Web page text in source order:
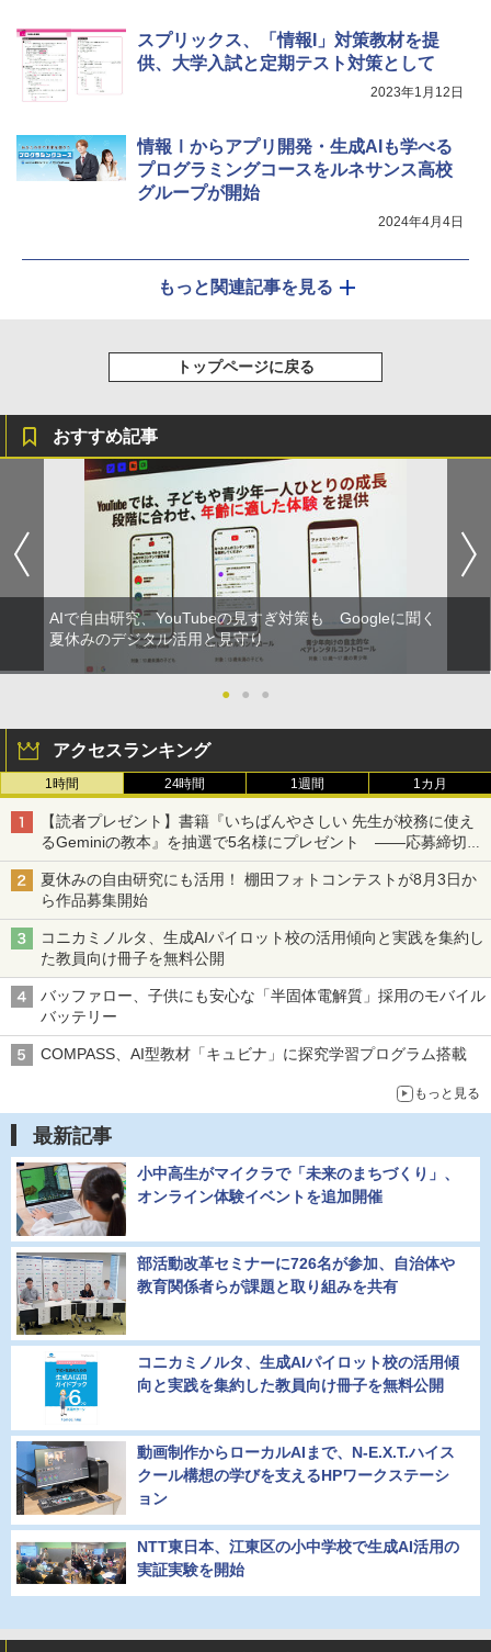
5
Joyreal モンテッソーリ ビジーボード 知
育玩具 1 2 3歳誕生日プレゼント男の子
女の子 知育玩具 LED おもちゃ 指先知育
早期開発 (スタンダード・エディション)
5 Fernrohr:実験用キャビネット
スプリックス、「情報I」対策教材を提
供、大学入試と定期テスト対策として
2023年1月12日
情報Ⅰからアプリ開発・生成AIも学べる
プログラミングコースをルネサンス高校
グループが開始
2024年4月4日
もっと関連記事を見る
トップページに戻る
おすすめ記事
AIで自由研究、YouTubeの見すぎ対策も Googleに聞く
夏休みのデジタル活用と見守り
● ● ●
アクセスランキング
1時間 24時間 1週間 1カ月
【読者プレゼント】書籍『いちばんやさしい 先生が校務に使え
るGeminiの教本』を抽選で5名様にプレゼント ――応募締切は
2026年8月12日（水）まで
夏休みの自由研究にも活用！ 棚田フォトコンテストが8月3日か
ら作品募集開始
コニカミノルタ、生成AIパイロット校の活用傾向と実践を集約し
た教員向け冊子を無料公開
バッファロー、子供にも安心な「半固体電解質」採用のモバイル
バッテリー
COMPASS、AI型教材「キュビナ」に探究学習プログラム搭載
もっと見る
最新記事
小中高生がマイクラで「未来のまちづくり」、
オンライン体験イベントを追加開催
部活動改革セミナーに726名が参加、自治体や
教育関係者らが課題と取り組みを共有
コニカミノルタ、生成AIパイロット校の活用傾
向と実践を集約した教員向け冊子を無料公開
動画制作からローカルAIまで、N-E.X.T.ハイス
クール構想の学びを支えるHPワークステーシ
ョン
NTT東日本、江東区の小中学校で生成AI活用の
実証実験を開始